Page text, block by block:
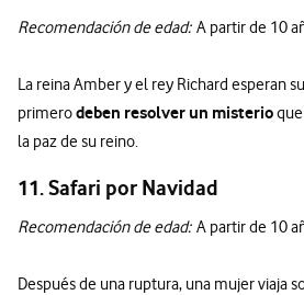
Recomendación de edad:A partir de 10
La reina Amber y el rey Richard esperan
primerodeben resolver un misterio
la paz de su reino.
11. Safari por Navidad
Recomendación de edad:A partir de 10
Después de una ruptura, una mujer viaja